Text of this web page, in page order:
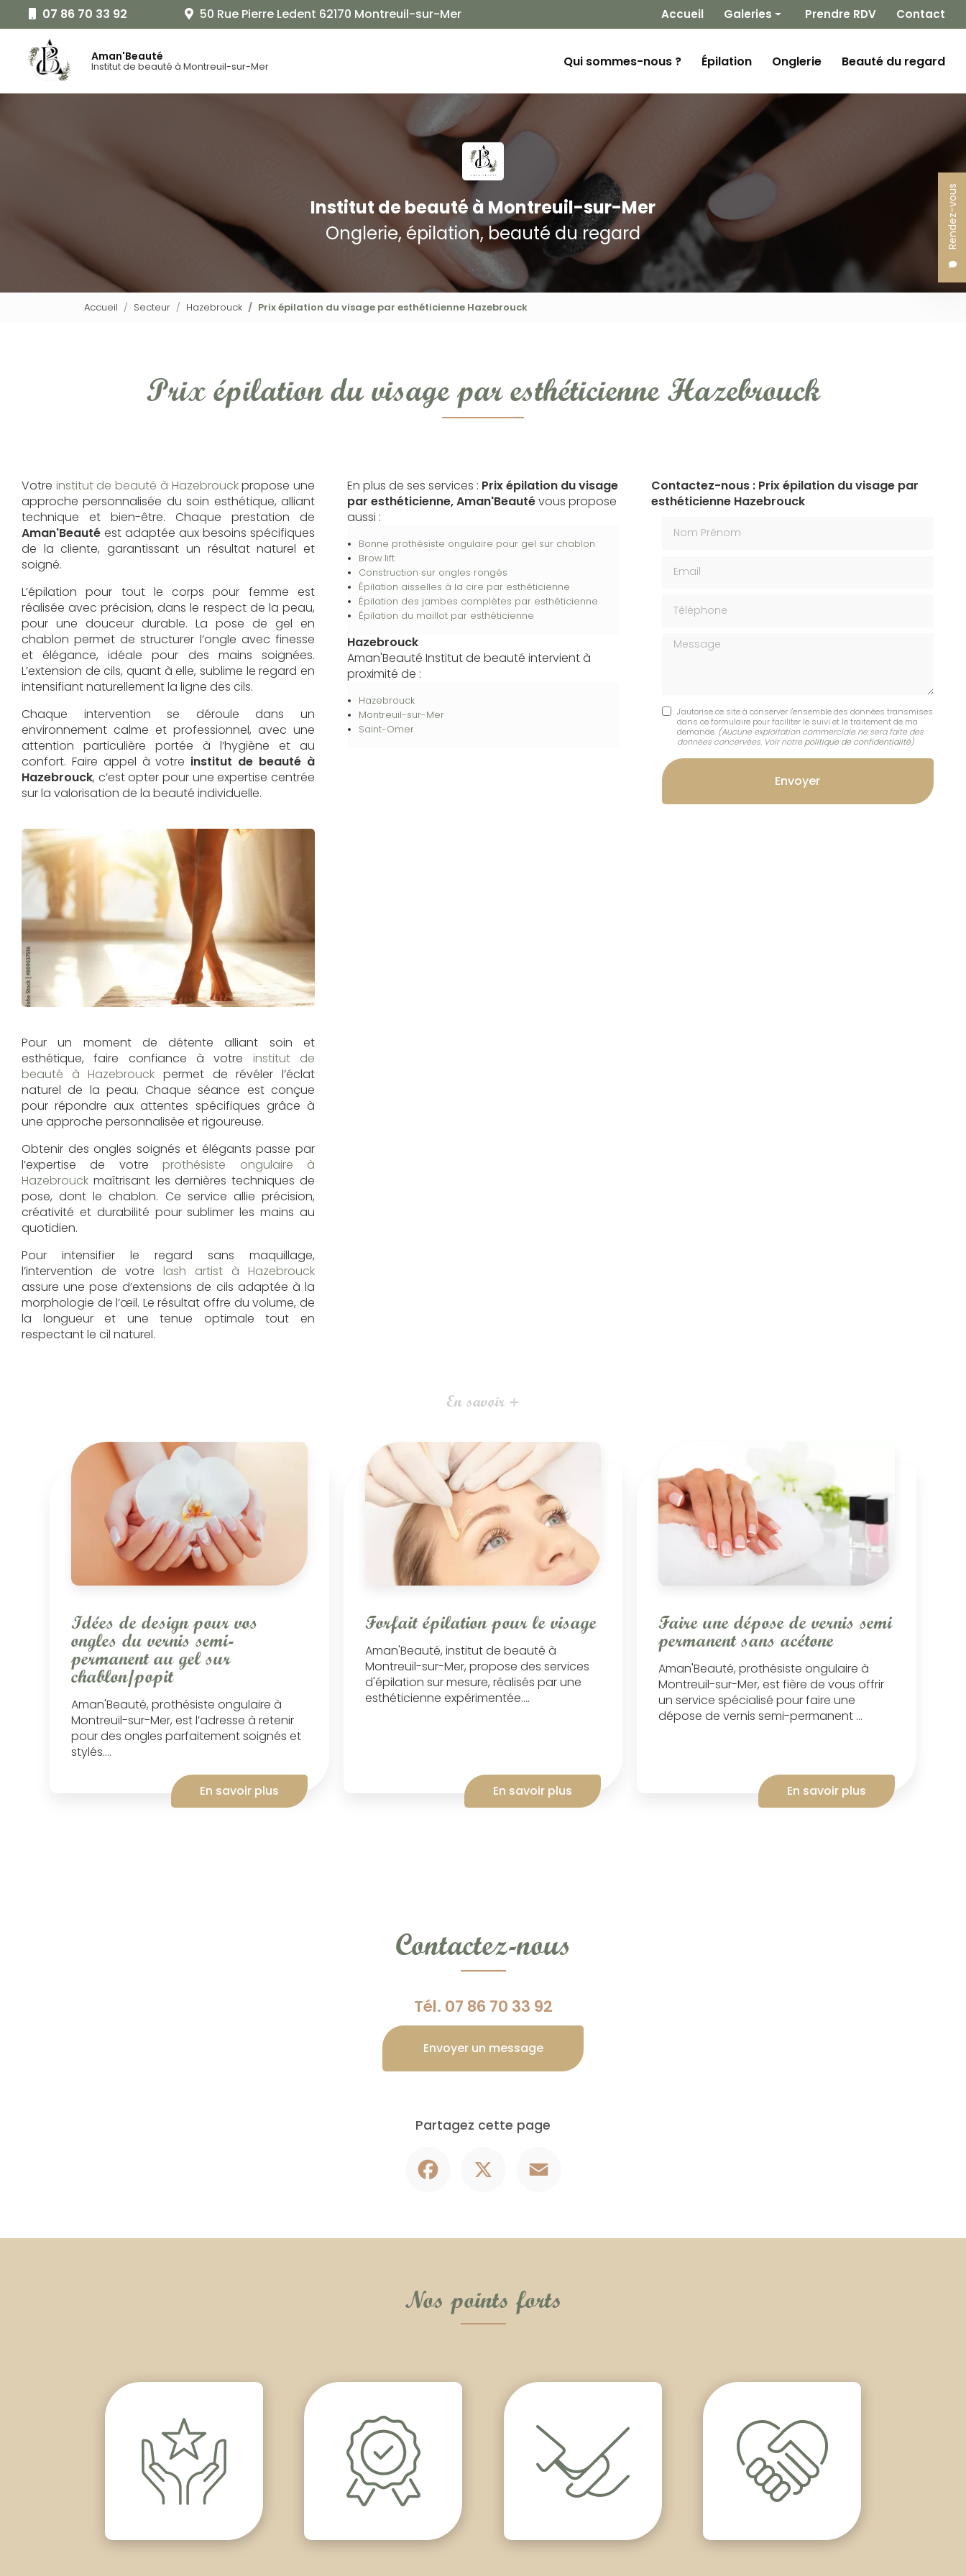
contenu
principal
07 86 70 33 92 50 Rue Pierre Ledent 62170 Montreuil-sur-Mer
Aman'Beauté
Institut de beauté à Montreuil-sur-Mer
Rendez-vous
Navigation secondaire
Accueil
Galeries
Onglerie
Beauté du regard
Prendre RDV Contact
Qui sommes-nous ?
Épilation Onglerie Beauté du regard
Institut de beauté à Montreuil-sur-Mer
Onglerie, épilation, beauté du regard
Accueil Secteur Hazebrouck Prix épilation du visage par esthéticienne Hazebrouck
Prix épilation du visage par esthéticienne Hazebrouck
Votre institut de beauté à Hazebrouckpropose une
approche personnalisée du soin esthétique, alliant
technique et bien-être. Chaque prestation de
Aman'Beauté est adaptée aux besoins spécifiques
de la cliente, garantissant un résultat naturel et
soigné.
L’épilation pour tout le corps pour femme est
réalisée avec précision, dans le respect de la peau,
pour une douceur durable. La pose de gel en
chablon permet de structurer l’ongle avec finesse
et élégance, idéale pour des mains soignées.
L’extension de cils, quant à elle, sublime le regard en
intensifiant naturellement la ligne des cils.
Chaque intervention se déroule dans un
environnement calme et professionnel, avec une
attention particulière portée à l’hygiène et au
confort. Faire appel à votre institut de beauté à
Hazebrouck, c’est opter pour une expertise centrée
sur la valorisation de la beauté individuelle.
Pour un moment de détente alliant soin et
esthétique, faire confiance à votre institut de
beauté à Hazebrouck permet de révéler l’éclat
naturel de la peau. Chaque séance est conçue
pour répondre aux attentes spécifiques grâce à
une approche personnalisée et rigoureuse.
Obtenir des ongles soignés et élégants passe par
l’expertise de votreprothésiste ongulaire à
Hazebrouck maîtrisant les dernières techniques de
pose, dont le chablon. Ce service allie précision,
créativité et durabilité pour sublimer les mains au
quotidien.
Pour intensifier le regard sans maquillage,
l’intervention de votre lash artist à Hazebrouck
assure une pose d’extensions de cils adaptée à la
morphologie de l’œil. Le résultat offre du volume, de
la longueur et une tenue optimale tout en
respectant le cil naturel.
En plus de ses services : Prix épilation du visage
par esthéticienne, Aman'Beautévous propose
aussi :
Bonne prothésiste ongulaire pour gel sur chablon
Brow lift
Construction sur ongles rongés
Épilation aisselles à la cire par esthéticienne
Épilation des jambes complètes par esthéticienne
Épilation du maillot par esthéticienne
Hazebrouck
Aman'Beauté Institut de beauté intervient à
proximité de :
Hazebrouck
Montreuil-sur-Mer
Saint-Omer
Contactez-nous : Prix épilation du visage par
esthéticienne Hazebrouck
Message
J'autorise ce site à conserver l'ensemble des données transmises
dans ce formulaire pour faciliter le suivi et le traitement de ma
demande. (Aucune exploitation commerciale ne sera faite des
données concervées. Voir notre politique de confidentialité)
En savoir +
Idées de design pour vos
ongles du vernis semi-
permanent au gel sur
chablon/popit
Aman'Beauté, prothésiste ongulaire à
Montreuil-sur-Mer, est l’adresse à retenir
pour des ongles parfaitement soignés et
stylés....
En savoir plus
Forfait épilation pour le visage
Aman'Beauté, institut de beauté à
Montreuil-sur-Mer, propose des services
d'épilation sur mesure, réalisés par une
esthéticienne expérimentée....
En savoir plus
Faire une dépose de vernis semi
permanent sans acétone
Aman'Beauté, prothésiste ongulaire à
Montreuil-sur-Mer, est fière de vous offrir
un service spécialisé pour faire une
dépose de vernis semi-permanent ...
En savoir plus
Contactez-nous
Tél. 07 86 70 33 92
Envoyer un message
Partagez cette page
Nos points forts